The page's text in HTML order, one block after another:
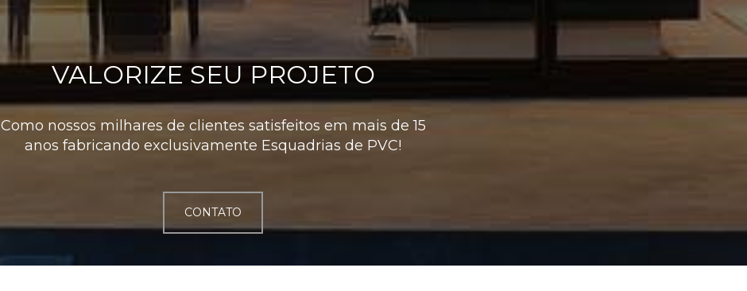
VALORIZE SEU PROJETO
Como nossos milhares de clientes satisfeitos em mais de 15
anos fabricando exclusivamente Esquadrias de PVC!
CONTATO